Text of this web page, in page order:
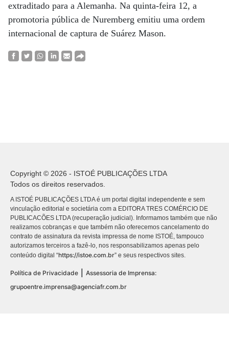
extraditado para a Alemanha. Na quinta-feira 12, a
promotoria pública de Nuremberg emitiu uma ordem
internacional de captura de Suárez Mason.
Copyright © 2026 - ISTOÉ PUBLICAÇÕES LTDA
Todos os direitos reservados.
A ISTOÉ PUBLICAÇÕES LTDA é um portal digital independente e sem
vinculação editorial e societária com a EDITORA TRES COMÉRCIO DE
PUBLICACÕES LTDA (recuperação judicial). Informamos também que não
realizamos cobranças e que também não oferecemos cancelamento do
contrato de assinatura da revista impressa de nome ISTOÉ, tampouco
autorizamos terceiros a fazê-lo, nos responsabilizamos apenas pelo
conteúdo digital “https://istoe.com.br” e seus respectivos sites.
Política de Privacidade
Assessoria de Imprensa:
grupoentre.imprensa@agenciafr.com.br